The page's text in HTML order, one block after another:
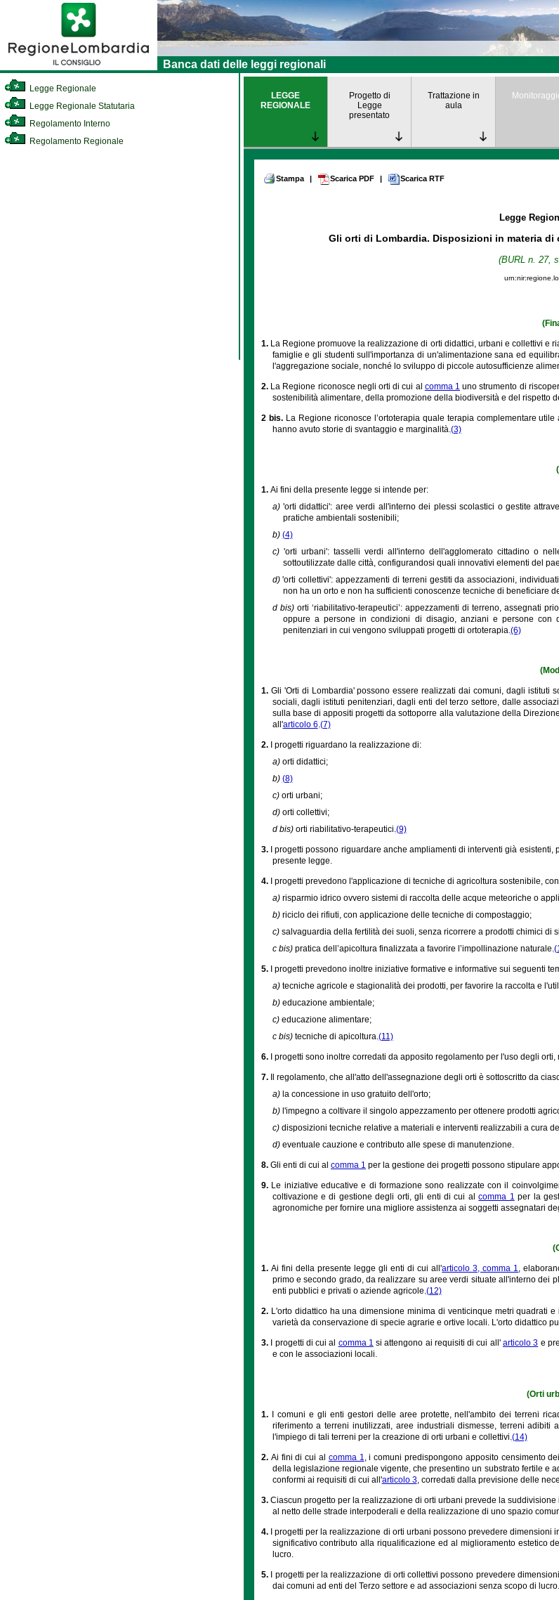
Banca dati delle leggi regionali
Legge Regionale
Legge Regionale Statutaria
Regolamento Interno
Regolamento Regionale
LEGGE
REGIONALE
Progetto di
Legge
presentato
Trattazione in
aula
Stampa | Scarica PDF | Scarica RTF
Legge
Gli orti di Lombardia. Disposizioni in materia
(BURL n. 27,
1. La Regione promuove la realizzazione di orti didattici, urbani e collettivi e
famiglie e gli studenti sull'importanza di un'alimentazione sana ed
l'aggregazione sociale, nonché lo sviluppo di piccole autosufficienze
2. La Regione riconosce negli orti di cui al comma 1 uno strumento di
sostenibilità alimentare, della promozione della biodiversità e del rispetto
2 bis. La Regione riconosce l’ortoterapia quale terapia complementare
hanno avuto storie di svantaggio e marginalità.(3)
1. Ai fini della presente legge si intende per:
a)'orti didattici': aree verdi all'interno dei plessi scolastici o gestite
pratiche ambientali sostenibili;
b) (4)
c) 'orti urbani': tasselli verdi all'interno dell'agglomerato cittadino o
sottoutilizzate dalle città, configurandosi quali innovativi elementi del
d)'orti collettivi': appezzamenti di terreni gestiti da associazioni,
non ha un orto e non ha sufficienti conoscenze tecniche di beneficiare
d bis) orti ‘riabilitativo-terapeutici’: appezzamenti di terreno, assegnati
oppure a persone in condizioni di disagio, anziani e persone con
penitenziari in cui vengono sviluppati progetti di ortoterapia.(6)
1. Gli 'Orti di Lombardia' possono essere realizzati dai comuni, dagli istituti
sociali, dagli istituti penitenziari, dagli enti del terzo settore, dalle
sulla base di appositi progetti da sottoporre alla valutazione della
all'articolo 6.(7)
2.
I progetti riguardano la realizzazione di:
a) orti didattici;
b) (8)
c) orti urbani;
d) orti collettivi;
d bis) orti riabilitativo-terapeutici.(9)
3.
I progetti possono riguardare anche ampliamenti di interventi già
presente legge.
4.
I progetti prevedono l'applicazione di tecniche di agricoltura sostenibile,
a) risparmio idrico ovvero sistemi di raccolta delle acque meteoriche o
b) riciclo dei rifiuti, con applicazione delle tecniche di compostaggio;
c) salvaguardia della fertilità dei suoli, senza ricorrere a prodotti chimici di
c bis) pratica dell’apicoltura finalizzata a favorire l’impollinazione naturale.
5.
I progetti prevedono inoltre iniziative formative e informative sui seguenti
a) tecniche agricole e stagionalità dei prodotti, per favorire la raccolta e
b) educazione ambientale;
c) educazione alimentare;
c bis) tecniche di apicoltura.(11)
6. I progetti sono inoltre corredati da apposito regolamento per l'uso degli
7.
Il regolamento, che all'atto dell'assegnazione degli orti è sottoscritto da
a) la concessione in uso gratuito dell'orto;
b) l'impegno a coltivare il singolo appezzamento per ottenere prodotti
c) disposizioni tecniche relative a materiali e interventi realizzabili a cura
d) eventuale cauzione e contributo alle spese di manutenzione.
8. Gli enti di cui al comma 1 per la gestione dei progetti possono stipulare
9. Le iniziative educative e di formazione sono realizzate con il
coltivazione e di gestione degli orti, gli enti di cui alcomma 1 per la
agronomiche per fornire una migliore assistenza ai soggetti assegnatari
1.Ai fini della presente legge gli enti di cui all'articolo 3, comma 1,
primo e secondo grado, da realizzare su aree verdi situate all'interno dei
enti pubblici e privati o aziende agricole.(12)
2. L'orto didattico ha una dimensione minima di venticinque metri quadrati
varietà da conservazione di specie agrarie e ortive locali. L'orto didattico
3. I progetti di cui al comma 1 si attengono ai requisiti di cui all' articolo 3 e
e con le associazioni locali.
(Orti
1.
I comuni e gli enti gestori delle aree protette, nell'ambito dei terreni
riferimento a terreni inutilizzati, aree industriali dismesse, terreni
l'impiego di tali terreni per la creazione di orti urbani e collettivi.(14)
2. Ai fini di cui al comma 1, i comuni predispongono apposito censimento
della legislazione regionale vigente, che presentino un substrato fertile e
conformi ai requisiti di cui all'articolo 3, corredati dalla previsione delle
3.Ciascun progetto per la realizzazione di orti urbani prevede la
al netto delle strade interpoderali e della realizzazione di uno spazio
4. I progetti per la realizzazione di orti urbani possono prevedere
significativo contributo alla riqualificazione ed al miglioramento estetico
lucro.
5. I progetti per la realizzazione di orti collettivi possono prevedere
dai comuni ad enti del Terzo settore e ad associazioni senza scopo di lucro.